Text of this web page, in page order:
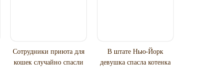
Сотрудники приюта для
кошек случайно спасли
В штате Нью-Йорк
девушка спасла котенка